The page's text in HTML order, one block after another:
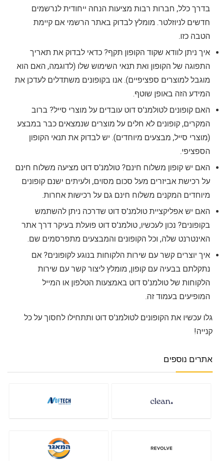
בדרך כלל, חברות רבות מציעות הנחה ייחודית לנרשמים
חדשים לניוזלטר. מומלץ לבדוק באתר הרשמי אם קיימת
הטבה כזו.
איך ניתן לוודא שקוד הקופון תקף? כדאי לבדוק את תאריך
התפוגה של הקופון ואת תנאי השימוש שלו (לדוגמה, האם הוא
מוגבל למוצרים ספציפיים). אנו בקופונים משתדלים לעדכן את
המידע הזה באופן שוטף.
האם קופונים לטולמנ'ס דוט עובדים על מוצרי סייל? ברוב
המקרים, קופונים לא חלים על מוצרים שנמצאים כבר במבצע
(מוצרי סייל, מבצעים מיוחדים). יש לבדוק את תנאי הקופון
הספציפי.
האם יש קופון משלוח חינם? טולמנ'ס דוט מציעה משלוח חינם
על רכישת אביזרים מעל סכום מסוים, ולעיתים ישנם קופונים
מיוחדים המקנים משלוח חינם גם על רכישות אחרות.
האם יש אפליקציית טולמנ'ס דוט שדרכה ניתן להשתמש
בקופונים? נכון לעכשיו, טולמנ'ס דוט פועלת בעיקר דרך אתר
האינטרנט שלה, וכל הקופונים והמבצעים מתפרסמים שם.
איך יוצרים קשר עם שירות הלקוחות בנוגע לקופונים? אם
נתקלתם בבעיה עם קופון, מומלץ ליצור קשר עם שירות
הלקוחות של טולמנ'ס דוט באמצעות הטלפון או המייל
המופיעים בעמוד זה.
גלו עכשיו את הקופונים לטולמנ'ס דוט ותתחילו לחסוך על כל
קנייה!
אתרים נוספים